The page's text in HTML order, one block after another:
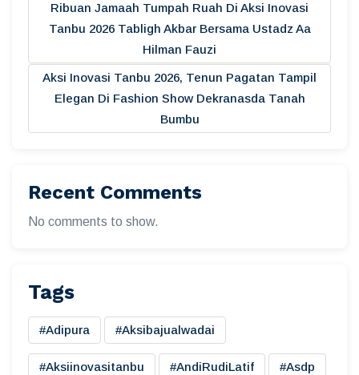
Ribuan Jamaah Tumpah Ruah Di Aksi Inovasi
Tanbu 2026 Tabligh Akbar Bersama Ustadz Aa
Hilman Fauzi
Aksi Inovasi Tanbu 2026, Tenun Pagatan Tampil
Elegan Di Fashion Show Dekranasda Tanah
Bumbu
Recent Comments
No comments to show.
Tags
#adipura #aksibajualwadai
#aksiinovasitanbu #AndiRudiLatif #asdp